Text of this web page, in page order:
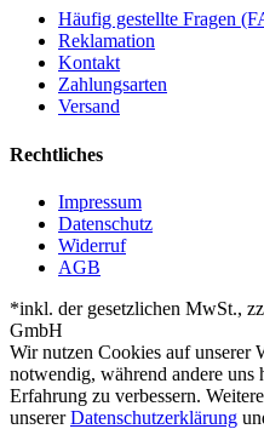
Häufig gestellte Fragen
Reklamation
Kontakt
Zahlungsarten
Versand
Rechtliches
Impressum
Datenschutz
Widerruf
AGB
*inkl. der gesetzlichen MwSt.,
GmbH
Wir nutzen Cookies auf unserer
notwendig, während andere uns
Erfahrung zu verbessern.
unsererDatenschutzerklärung